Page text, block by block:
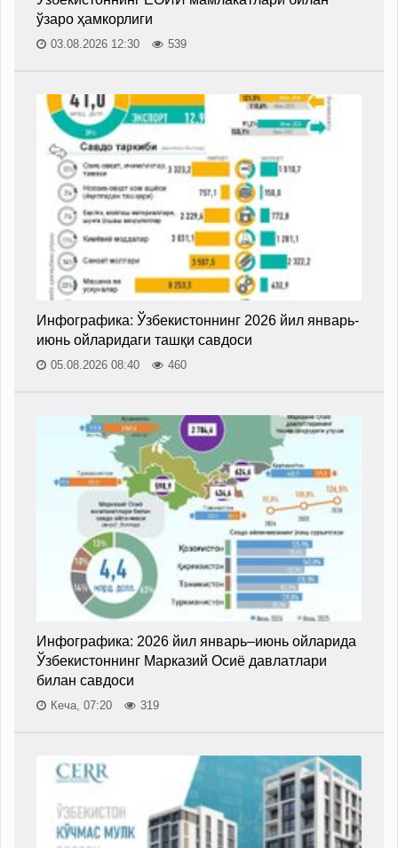
ўзаро ҳамкорлиги
03.08.2026 12:30 539
Инфографика: Ўзбекистоннинг 2026 йил январь-
июнь ойларидаги ташқи савдоси
05.08.2026 08:40 460
Инфографика: 2026 йил январь–июнь ойларида
Ўзбекистоннинг Марказий Осиё давлатлари
билан савдоси
Кеча, 07:20 319